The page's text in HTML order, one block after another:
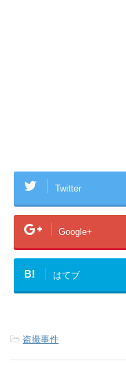
Twitter
Google+
B! はてブ
-盗撮事件